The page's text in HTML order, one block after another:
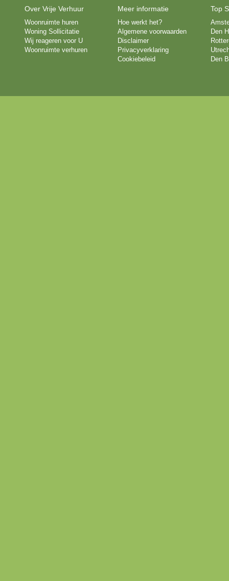
Over Vrije Verhuur
Woonruimte huren
Woning Sollicitatie
Wij reageren voor U
Woonruimte verhuren
Meer informatie
Hoe werkt het?
Algemene voorwaarden
Disclaimer
Privacyverklaring
Cookiebeleid
Top
Den
Den